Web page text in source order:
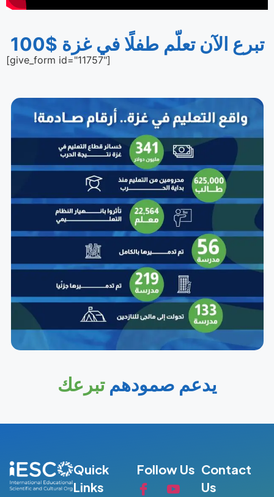
100$ تعلّم طفلًا في غزة تبرع الآن
[give_form id="11757"]
تبرعك يدعم صمودهم
Quick
Links
Follow Us Contact
Us